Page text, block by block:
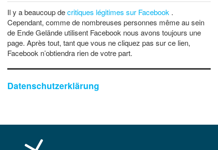
Il y a beaucoup decritiques légitimes sur Facebook .
Cependant, comme de nombreuses personnes même au sein
de Ende Gelände utilisent Facebook nous avons toujours une
page. Après tout, tant que vous ne cliquez pas sur ce lien,
Facebook n’obtiendra rien de votre part.
Datenschutzerklärung